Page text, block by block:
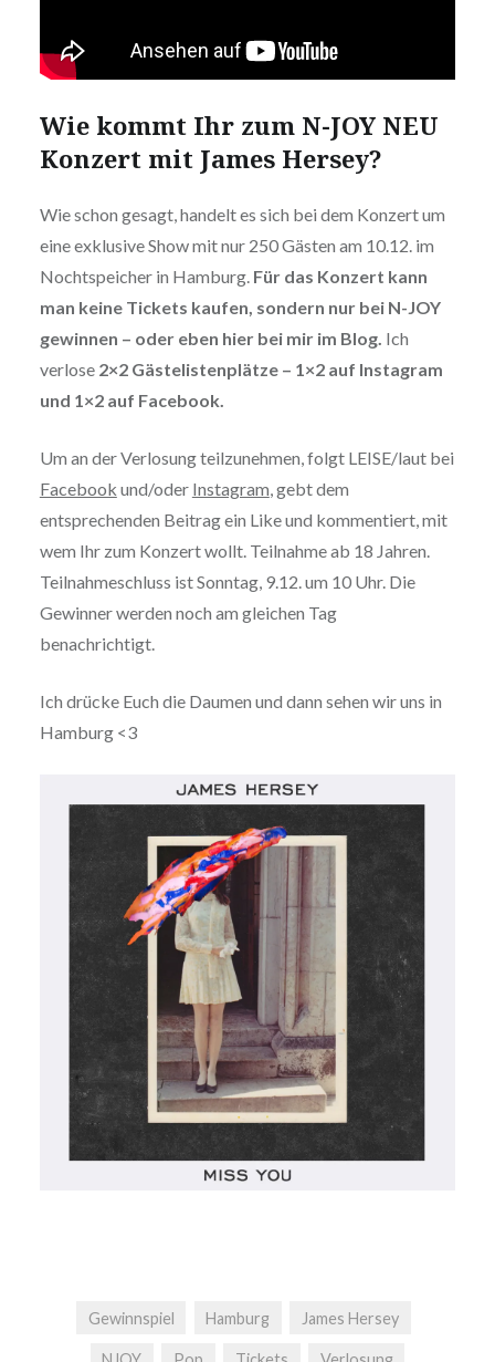
Wie kommt Ihr zum N-JOY NEU
Konzert mit James Hersey?
Wie schon gesagt, handelt es sich bei dem Konzert um
eine exklusive Show mit nur 250 Gästen am 10.12. im
Nochtspeicher in Hamburg. Für das Konzert kann
man keine Tickets kaufen, sondern nur bei N-JOY
gewinnen – oder eben hier bei mir im Blog. Ich
verlose 2×2 Gästelistenplätze – 1×2 auf Instagram
und 1×2 auf Facebook.
Um an der Verlosung teilzunehmen, folgt LEISE/laut bei
Facebook und/oder Instagram , gebt dem
entsprechenden Beitrag ein Like und kommentiert, mit
wem Ihr zum Konzert wollt. Teilnahme ab 18 Jahren.
Teilnahmeschluss ist Sonntag, 9.12. um 10 Uhr. Die
Gewinner werden noch am gleichen Tag
benachrichtigt.
Ich drücke Euch die Daumen und dann sehen wir uns in
Hamburg <3
Gewinnspiel Hamburg James Hersey